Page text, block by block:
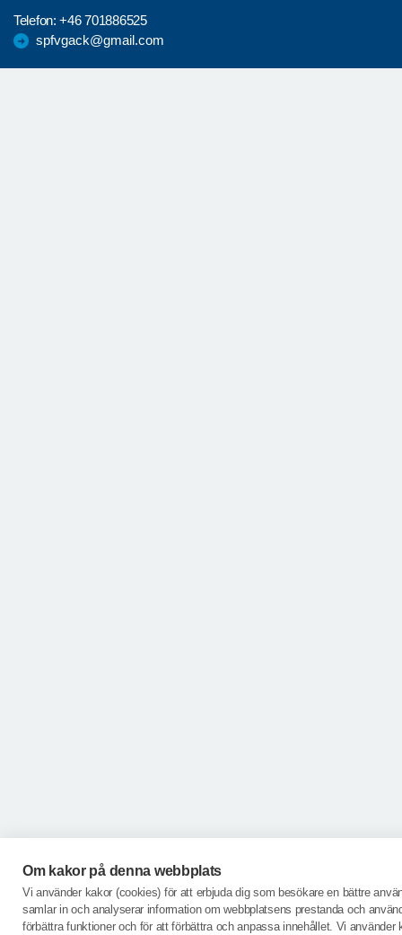
Om kakor på denna webbplats
Vi använder kakor (cookies) för att erbjuda dig som besökare en bättre
samlar in och analyserar information om webbplatsens prestanda och
förbättra funktioner och för att förbättra och anpassa innehållet. Vi använder
Telefon:+46 701886525
spfvgack@gmail.com